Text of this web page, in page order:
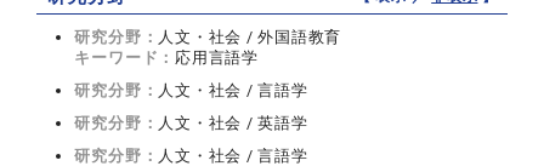
研究分野： 人文・社会 / 外国語教育
キーワード： 応用言語学
研究分野： 人文・社会 / 言語学
研究分野： 人文・社会 / 英語学
研究分野： 人文・社会 / 言語学